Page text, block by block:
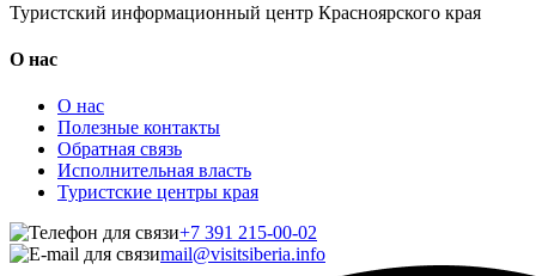
Туристский информационный центр Красноярского края
О нас
О нас
Полезные контакты
Обратная связь
Исполнительная власть
Туристские центры края
+7 391 215-00-02
mail@visitsiberia.info